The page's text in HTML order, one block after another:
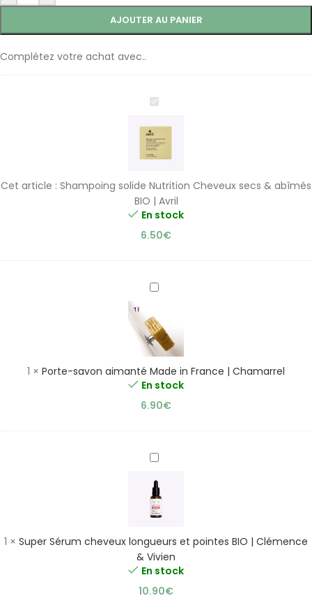
AJOUTER AU PANIER
Complétez votre achat avec..
Shampoing
Nutrition
Cheveux
secs
abîmés
BIO
Avril
Cet article : Shampoing solide Nutrition Cheveux secs & abîmés
BIO | Avril
En stock
6.50€
Porte-
aimanté
Made
in
|
1 × Porte-savon aimanté Made in France | Chamarrel
En stock
6.90€
Super
cheveux
longueurs
et
BIO
|
&
1 × Super Sérum cheveux longueurs et pointes BIO | Clémence
& Vivien
En stock
10.90€